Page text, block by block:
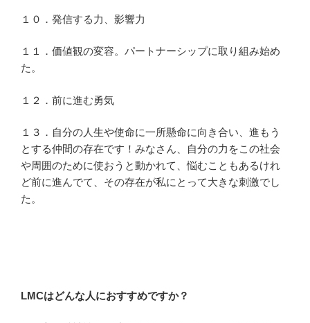
１０．発信する力、影響力
１１．価値観の変容。パートナーシップに取り組み始め
た。
１２．前に進む勇気
１３．自分の人生や使命に一所懸命に向き合い、進もう
とする仲間の存在です！みなさん、自分の力をこの社会
や周囲のために使おうと動かれて、悩むこともあるけれ
ど前に進んでて、その存在が私にとって大きな刺激でし
た。
LMCはどんな人におすすめですか？